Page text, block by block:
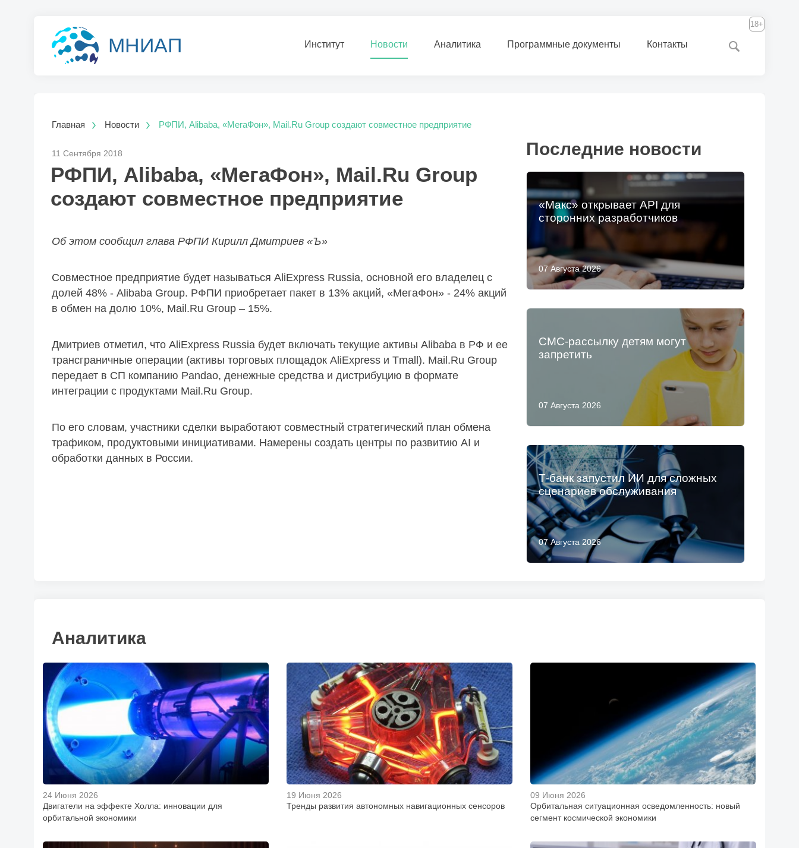
МНИАП Институт Новости Аналитика Программные документы Контакты
18+
Главная Новости РФПИ, Alibaba, «МегаФон», Mail.Ru Group создают совместное предприятие
11 Сентября 2018
РФПИ, Alibaba, «МегаФон», Mail.Ru Group
создают совместное предприятие
Об этом сообщил глава РФПИ Кирилл Дмитриев «Ъ»
Совместное предприятие будет называться AliExpress Russia, основной его владелец с
долей 48% - Alibaba Group. РФПИ приобретает пакет в 13% акций, «МегаФон» - 24% акций
в обмен на долю 10%, Mail.Ru Group – 15%.
Дмитриев отметил, что AliExpress Russia будет включать текущие активы Alibaba в РФ и ее
трансграничные операции (активы торговых площадок AliExpress и Tmall). Mail.Ru Group
передает в СП компанию Pandao, денежные средства и дистрибуцию в формате
интеграции с продуктами Mail.Ru Group.
По его словам, участники сделки выработают совместный стратегический план обмена
трафиком, продуктовыми инициативами. Намерены создать центры по развитию AI и
обработки данных в России.
Последние новости
07 Августа 2026
«Макс» открывает API для
сторонних разработчиков
07 Августа 2026
СМС-рассылку детям могут
запретить
07 Августа 2026
Т-банк запустил ИИ для сложных
сценариев обслуживания
Аналитика
24 Июня 2026
Двигатели на эффекте Холла: инновации для
орбитальной экономики
19 Июня 2026
Тренды развития автономных навигационных сенсоров
09 Июня 2026
Орбитальная ситуационная осведомленность: новый
сегмент космической экономики